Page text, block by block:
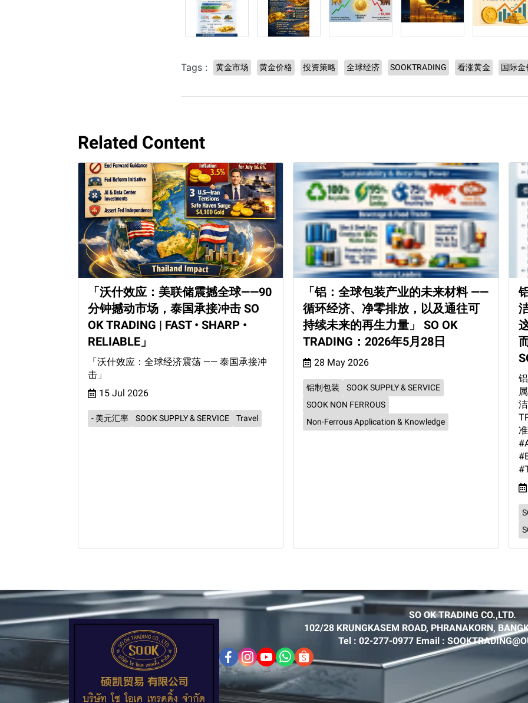
Tags : 黄金市场 黄金价格 投资策略 全球经济 SOOKTRADING 看涨黄金 国际金
Related Content
「沃什效应：美联储震撼全球——90
分钟撼动市场，泰国承接冲击 SO
OK TRADING | FAST • SHARP •
RELIABLE」
「沃什效应：全球经济震荡 —— 泰国承接冲
击」
15 Jul 2026
- 美元汇率 SOOK SUPPLY & SERVICE Travel
「铝：全球包装产业的未来材料 ——
循环经济、净零排放，以及通往可
持续未来的再生力量」 SO OK
TRADING：2026年5月28日
28 May 2026
铝制包装
SOOK SUPPLY & SERVICE
SOOK NON FERROUS
Non-Ferrous Application & Knowledge
SO OK TRADING CO.,LTD.
102/28 KRUNGKASEM ROAD, PHRANAKORN,
Tel : 02-277-0977 Email :